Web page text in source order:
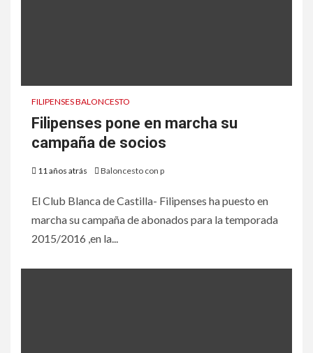
FILIPENSES BALONCESTO
Filipenses pone en marcha su
campaña de socios
11 años atrás Baloncesto con p
El Club Blanca de Castilla- Filipenses ha puesto en
marcha su campaña de abonados para la temporada
2015/2016 ,en la...